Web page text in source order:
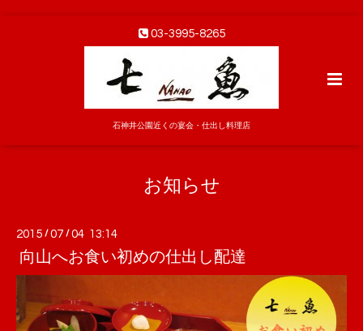
03-3995-8265
石神井公園近くの宴会・仕出し料理店
お知らせ
2015 /07 /04 13:14
向山へお食い初めの仕出し配達